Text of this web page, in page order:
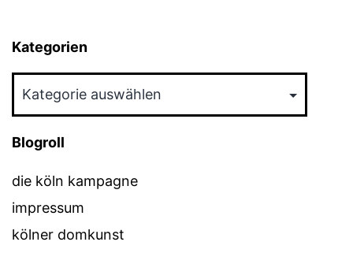
Kategorien
Blogroll
die köln kampagne
impressum
kölner domkunst